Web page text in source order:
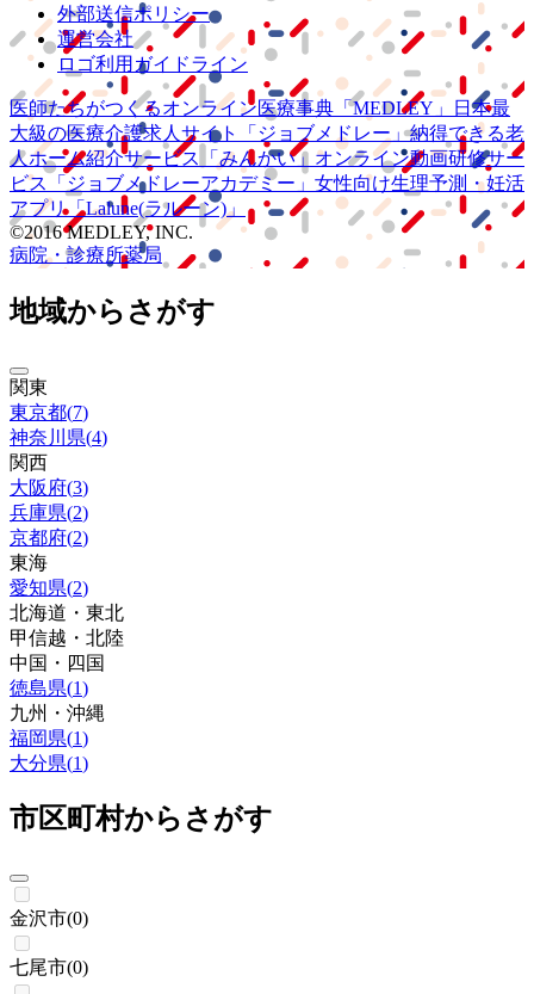
外部送信ポリシー
運営会社
ロゴ利用ガイドライン
医師たちがつくるオンライン医療事典 「MEDLEY」
日本最
大級の医療介護求人サイト 「ジョブメドレー」納得できる老
人ホーム紹介サービス
「みんかい」 オンライン動画研修サー
ビス
「ジョブメドレーアカデミー」 女性向け生理予測・妊活
アプリ「Lalune(ラルーン)」
©2016 MEDLEY, INC.
病院・診療所薬局
地域からさがす
関東
東京都(7)
神奈川県(4)
関西
大阪府(3)
兵庫県(2)
京都府(2)
東海
愛知県(2)
北海道・東北
甲信越・北陸
中国・四国
徳島県(1)
九州・沖縄
福岡県(1)
大分県(1)
市区町村からさがす
金沢市(0)
七尾市(0)